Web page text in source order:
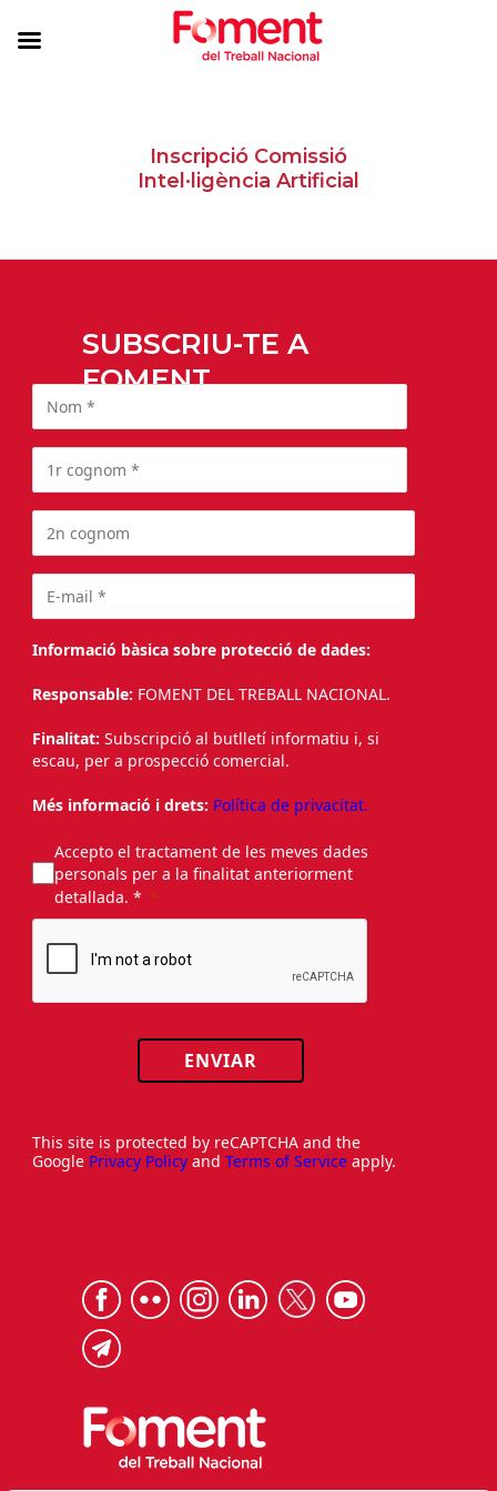
Inscripció Comissió
Intel·ligència Artificial
SUBSCRIU-TE A
FOMENT
Informació bàsica sobre protecció de dades:
Responsable: FOMENT DEL TREBALL NACIONAL.
Finalitat: Subscripció al butlletí informatiu i, si
escau, per a prospecció comercial.
Més informació i drets: Política de privacitat.
Accepto el tractament de les meves dades
personals per a la finalitat anteriorment
detallada. *
ENVIAR
This site is protected by reCAPTCHA and the
Google Privacy Policy and Terms of Service apply.